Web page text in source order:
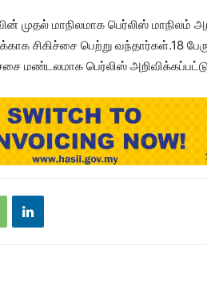
முதல் மாநிலமாக பெர்லிஸ் மாநிலம்
சிகிச்சை பெற்று வந்தார்கள்.18
பச்சை மண்டலமாக பெர்லிஸ்